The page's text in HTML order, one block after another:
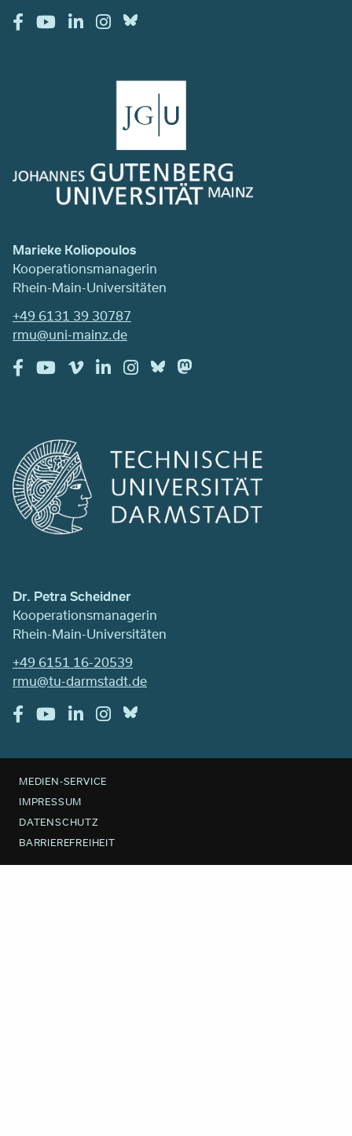
Marieke Koliopoulos
Kooperationsmanagerin
Rhein-Main-Universitäten
+49 6131 39 30787
rmu@uni-mainz.de
Dr. Petra Scheidner
Kooperationsmanagerin
Rhein-Main-Universitäten
+49 6151 16-20539
rmu@tu-darmstadt.de
MEDIEN-SERVICE
IMPRESSUM
DATENSCHUTZ
BARRIEREFREIHEIT